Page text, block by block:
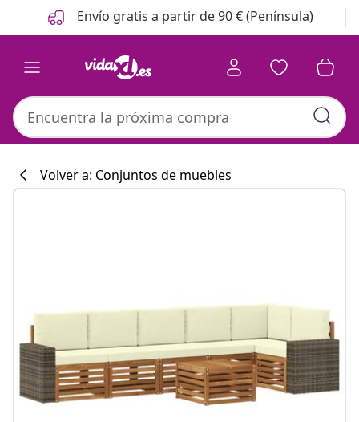
Anterior
Siguiente Envío gratis a partir de 90 € (Península)
#sharemevidaxl
Volver a: Conjuntos de muebles